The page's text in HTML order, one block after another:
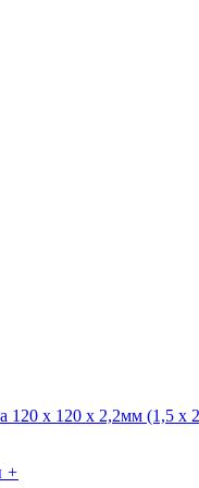
120 х 120 х 2,2мм (1,5 х
+